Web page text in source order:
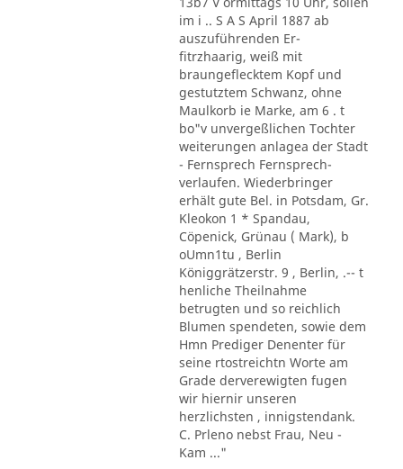
im i .. S A S April 1887 ab
auszuführenden Er-
fitrzhaarig, weiß mit
braungeflecktem Kopf und
gestutztem Schwanz, ohne
Maulkorb ie Marke, am 6 . t
bo"v unvergeßlichen Tochter
weiterungen anlagea der Stadt
- Fernsprech Fernsprech-
verlaufen. Wiederbringer
erhält gute Bel. in Potsdam, Gr.
Kleokon 1 * Spandau,
Cöpenick, Grünau ( Mark), b
oUmn1tu , Berlin
Königgrätzerstr. 9 , Berlin, .-- t
henliche Theilnahme
betrugten und so reichlich
Blumen spendeten, sowie dem
Hmn Prediger Denenter für
seine rtostreichtn Worte am
Grade derverewigten fugen
wir hiernir unseren
herzlichsten , innigstendank.
C. Prleno nebst Frau, Neu -
Kam ..."